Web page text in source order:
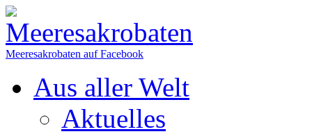
Meeresakrobaten auf Facebook
Aus aller Welt
Aktuelles